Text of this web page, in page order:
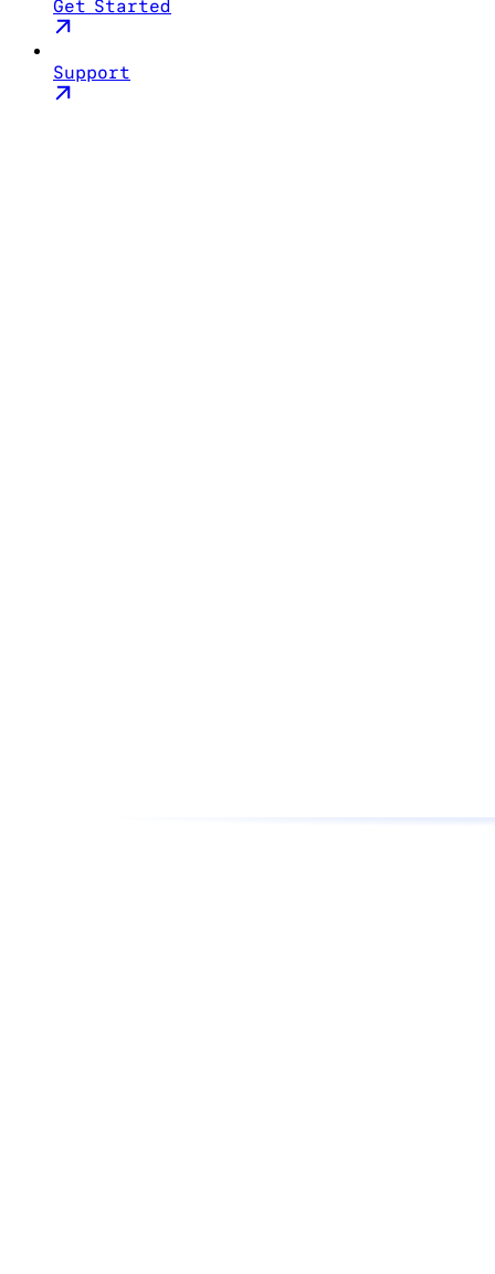
Get Started
Support